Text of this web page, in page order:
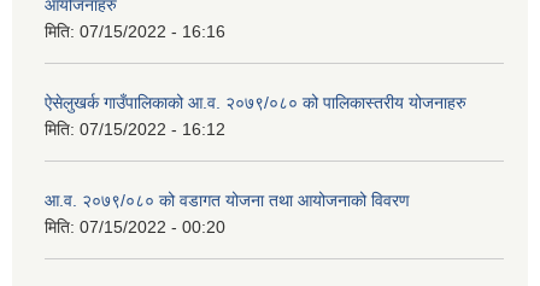
आयोजनाहरु
मिति: 07/15/2022 - 16:16
ऐसेलुखर्क गाउँपालिकाको आ.व. २०७९/०८० को पालिकास्तरीय योजनाहरु
मिति: 07/15/2022 - 16:12
आ.व. २०७९/०८० को वडागत योजना तथा आयोजनाको विवरण
मिति: 07/15/2022 - 00:20